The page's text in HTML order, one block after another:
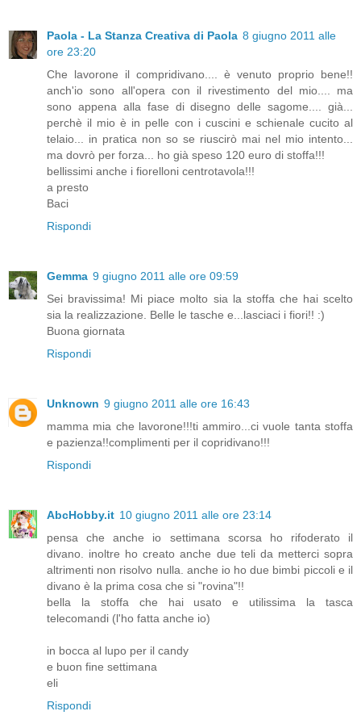
Paola - La Stanza Creativa di Paola 8 giugno 2011 alle
ore 23:20
Che lavorone il compridivano.... è venuto proprio bene!!
anch'io sono all'opera con il rivestimento del mio.... ma
sono appena alla fase di disegno delle sagome.... già...
perchè il mio è in pelle con i cuscini e schienale cucito al
telaio... in pratica non so se riuscirò mai nel mio intento...
ma dovrò per forza... ho già speso 120 euro di stoffa!!!
bellissimi anche i fiorelloni centrotavola!!!
a presto
Baci
Rispondi
Gemma 9 giugno 2011 alle ore 09:59
Sei bravissima! Mi piace molto sia la stoffa che hai scelto
sia la realizzazione. Belle le tasche e...lasciaci i fiori!! :)
Buona giornata
Rispondi
Unknown 9 giugno 2011 alle ore 16:43
mamma mia che lavorone!!!ti ammiro...ci vuole tanta stoffa
e pazienza!!complimenti per il copridivano!!!
Rispondi
AbcHobby.it 10 giugno 2011 alle ore 23:14
pensa che anche io settimana scorsa ho rifoderato il
divano. inoltre ho creato anche due teli da metterci sopra
altrimenti non risolvo nulla. anche io ho due bimbi piccoli e il
divano è la prima cosa che si "rovina"!!
bella la stoffa che hai usato e utilissima la tasca
telecomandi (l'ho fatta anche io)
in bocca al lupo per il candy
e buon fine settimana
eli
Rispondi